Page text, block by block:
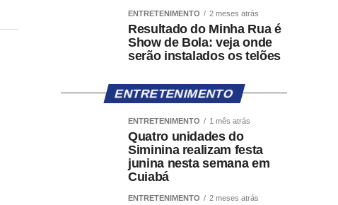
ENTRETENIMENTO 2 meses atrás
Resultado do Minha Rua é
Show de Bola: veja onde
serão instalados os telões
ENTRETENIMENTO
ENTRETENIMENTO 1 mês atrás
Quatro unidades do
Siminina realizam festa
junina nesta semana em
Cuiabá
ENTRETENIMENTO 2 meses atrás